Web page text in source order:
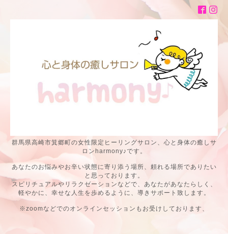
群馬県高崎市箕郷町の女性限定ヒーリングサロン、心と身体の癒しサ
ロンharmony♪です。
あなたのお悩みやお辛い状態に寄り添う場所、頼れる場所でありたい
と思っております。
スピリチュアルやリラクゼーションなどで、あなたがあなたらしく、
軽やかに、幸せな人生を歩めるように、導きサポート致します。
※zoomなどでのオンラインセッションもお受けしております、